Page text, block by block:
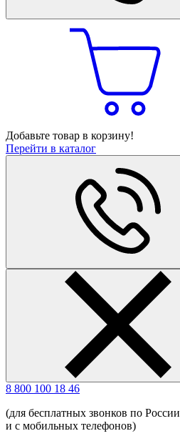
Добавьте товар в корзину!
Перейти в каталог
8 800 100 18 46
(для бесплатных звонков по России
и с мобильных телефонов)